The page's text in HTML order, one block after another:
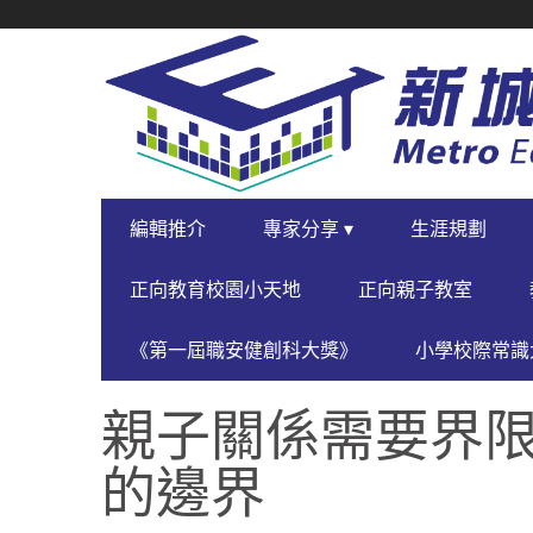
NAVIGATION
PRIMARY
NAVIGATION
編輯推介 專家分享 ▾ 生涯規劃
正向教育校園小天地 正向親子教室
《第一屆職安健創科大獎》 小學校際常
親子關係需要界
的邊界